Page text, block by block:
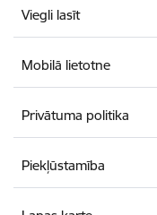
Viegli lasīt
Mobilā lietotne
Privātuma politika
Piekļūstamība